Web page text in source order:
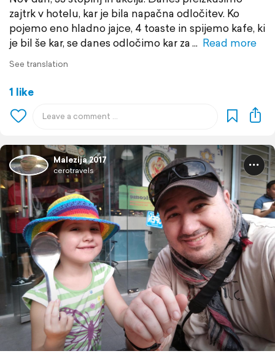
zajtrk v hotelu, kar je bila napačna odločitev. Ko
pojemo eno hladno jajce, 4 toaste in spijemo kafe, ki
je bil še kar, se danes odločimo kar za
Read more
See translation
1 like
Malezija 2017
cerotravels